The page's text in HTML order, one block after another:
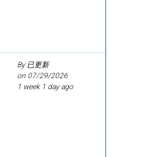
By 已更新
on 07/29/2026
1 week 1 day ago